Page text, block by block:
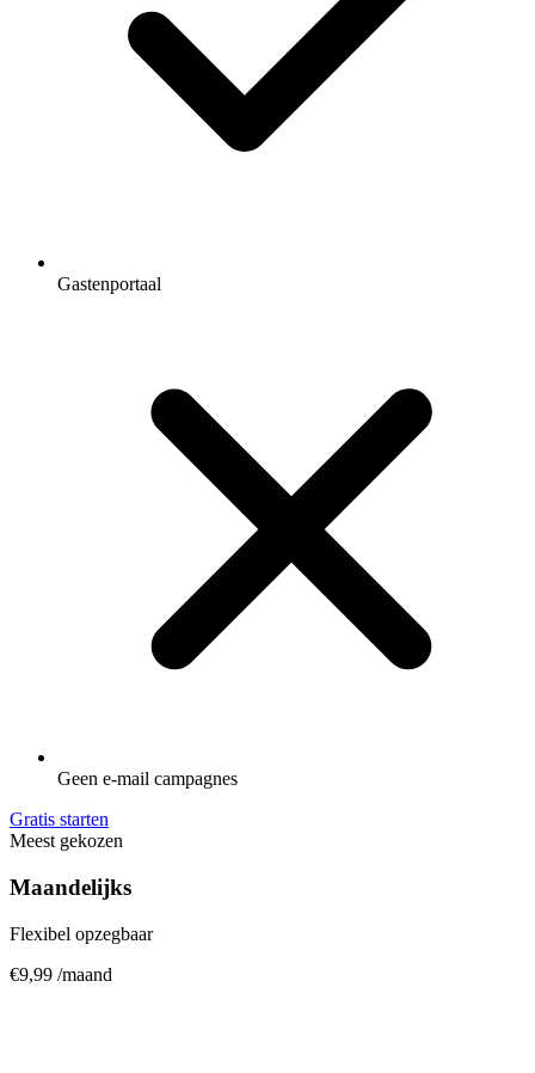
Gastenportaal
Geen e-mail campagnes
Gratis starten
Meest gekozen
Maandelijks
Flexibel opzegbaar
€9,99 /maand